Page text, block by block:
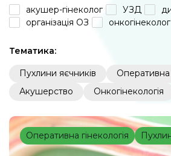
акушер-гінеколог
УЗД
організація ОЗ
онкогінеколог
Тематика:
Пухлини яєчників
Оперативна
Акушерство
Онкогінекологія
Оперативна гінекологія